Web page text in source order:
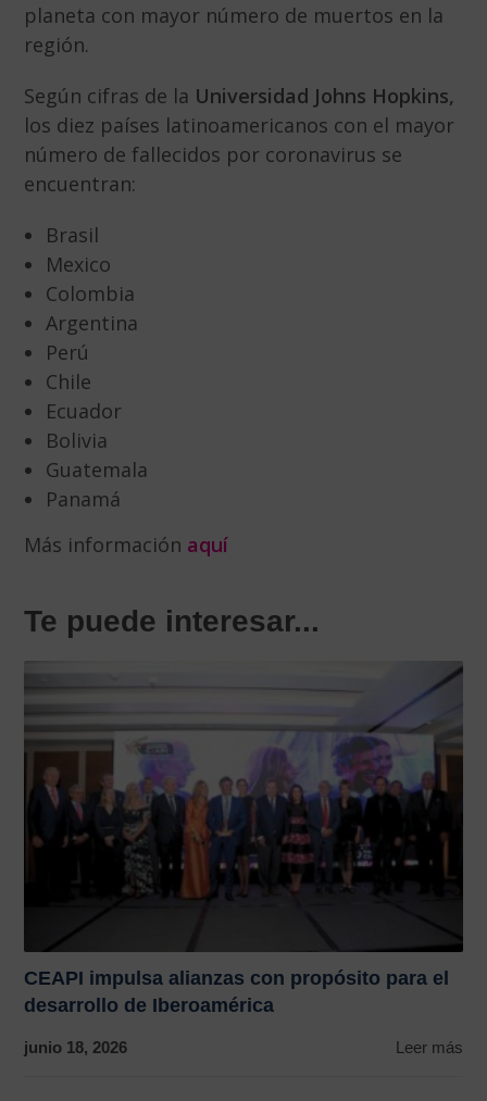
planeta con mayor número de muertos en la
región.
Según cifras de la Universidad Johns Hopkins,
los diez países latinoamericanos con el mayor
número de fallecidos por coronavirus se
encuentran:
Brasil
Mexico
Colombia
Argentina
Perú
Chile
Ecuador
Bolivia
Guatemala
Panamá
Más información aquí
Te puede interesar...
CEAPI impulsa alianzas con propósito para el
desarrollo de Iberoamérica
junio 18, 2026 Leer más